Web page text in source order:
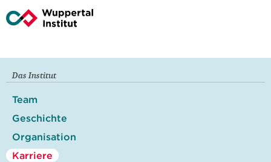
Das Institut
Team
Geschichte
Organisation
Karriere